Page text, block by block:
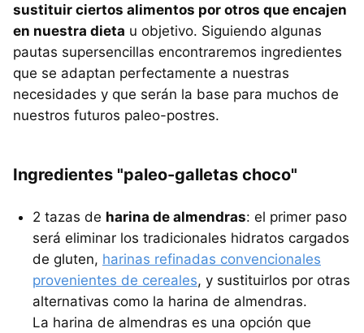
sustituir ciertos alimentos por otros que encajen
en nuestra dieta u objetivo. Siguiendo algunas
pautas supersencillas encontraremos ingredientes
que se adaptan perfectamente a nuestras
necesidades y que serán la base para muchos de
nuestros futuros paleo-postres.
Ingredientes "paleo-galletas choco"
2 tazas de harina de almendras: el primer paso
será eliminar los tradicionales hidratos cargados
de gluten, harinas refinadas convencionales
provenientes de cereales, y sustituirlos por otras
alternativas como la harina de almendras.
La harina de almendras es una opción que